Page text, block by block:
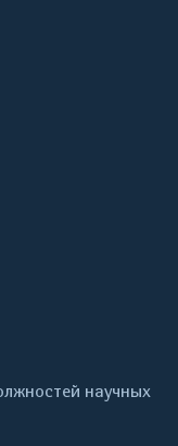
научных